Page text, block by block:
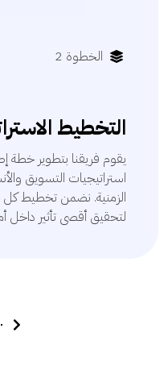
الخطوة 2
التخطيط
يقوم فريقنا بتطوير
استراتيجيات التسويق
الزمنية. نضمن تخطيط
لتحقيق أقصى تأثير داخل